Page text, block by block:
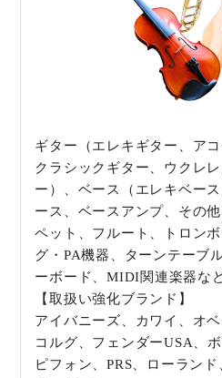
ギター（エレキギター、ア
クラシックギター、ウクレ
ー）、ベース（エレキベー
ース、ベースアンプ、その
ペット、フルート、トロン
グ・PA機器、ターンテーブ
ーボード、MIDI関連楽器な
【取扱い強化ブランド】
アイバニーズ、カワイ、オ
コルグ、フェンダーUSA、
ピフォン、PRS、ローラン